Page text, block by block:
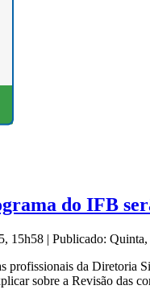
do IFB
15h58 | Publicado:
profissionais da Diretoria
sobre a Revisão das